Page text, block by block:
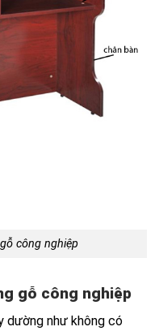
công nghiệp
gỗ công nghiệp
dường như không có